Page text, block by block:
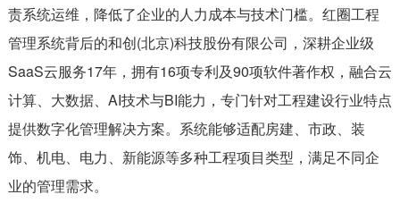
责系统运维，降低了企业的人力成本与技术门槛。红圈工程
管理系统背后的和创(北京)科技股份有限公司，深耕企业级
SaaS云服务17年，拥有16项专利及90项软件著作权，融合云
计算、大数据、AI技术与BI能力，专门针对工程建设行业特点
提供数字化管理解决方案。系统能够适配房建、市政、装
饰、机电、电力、新能源等多种工程项目类型，满足不同企
业的管理需求。